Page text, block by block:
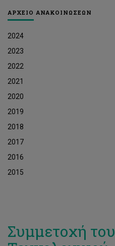
ΑΡΧΕΙΟ ΑΝΑΚΟΙΝΩΣΕΩΝ
2024
2023
2022
2021
2020
2019
2018
2017
2016
2015
Συμμετοχή του